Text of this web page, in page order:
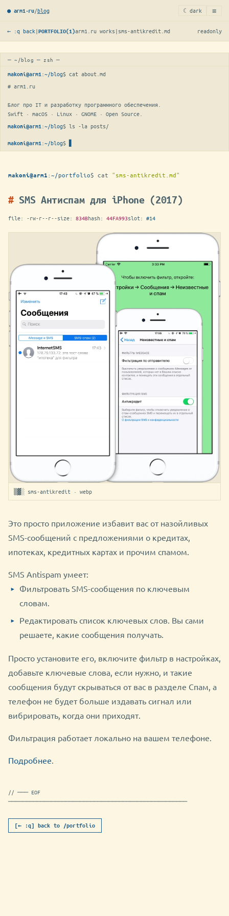
● arm1·ru/blog ☾ dark ≡
← :q back|PORTFOLIO(1)arm1.ru works | sms-antikredit.md readonly
─ ~/blog ─ zsh ─
makoni@arm1 :~/blog$ cat about.md
# arm1.ru
Блог про IT и разработку программного обеспечения.
Swift · macOS · Linux · GNOME · Open Source.
makoni@arm1 :~/blog$ ls -la posts/
makoni@arm1 :~/blog$
makoni@arm1 :~/portfolio$ cat "sms-antikredit.md"
SMS Антиспам для iPhone (2017)
file: -rw-r--r--size: 834Bhash: 44FA993slot: #14
▒▓░ sms-antikredit · webp
Это просто приложение избавит вас от назойливых
SMS-сообщений с предложениями о кредитах,
ипотеках, кредитных картах и прочим спамом.
SMS Antispam умеет:
Фильтровать SMS-сообщения по ключевым
словам.
Редактировать список ключевых слов. Вы сами
решаете, какие сообщения получать.
Просто установите его, включите фильтр в настройках,
добавьте ключевые слова, если нужно, и такие
сообщения будут скрываться от вас в разделе Спам, а
телефон не будет больше издавать сигнал или
вибрировать, когда они приходят.
Фильтрация работает локально на вашем телефоне.
Подробнее.
// ─── EOF
──────────────────────────────────────────────────
[← :q] back to /portfolio